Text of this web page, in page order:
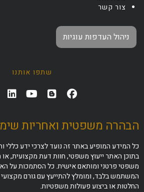
צור קשר
ניהול העדפות עוגיות
שתפו אותנו
הבהרה משפטית ואחריות
כל המידע המופיע באתר זה נועד לצרכי ידע כללי
בתוכן האתר ייעוץ משפטי, חוות דעת מקצועית, או
משפטי פרטני ומותאם אישית. כל הסתמכות על
המשתמש בלבד, ומומלץ להתייעץ עם גורם
החלטות או ביצוע פעולות משפטיות.